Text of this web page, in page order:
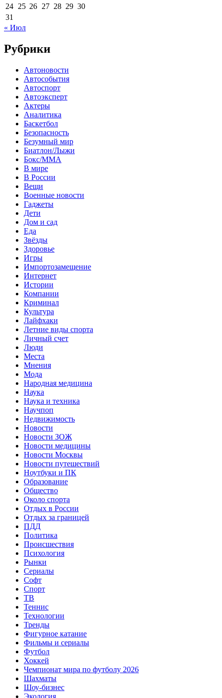
24 25 26 27 28 29 30
31
« Июл
Рубрики
Автоновости
Автособытия
Автоспорт
Автоэксперт
Актеры
Аналитика
Баскетбол
Безопасность
Безумный мир
Биатлон/Лыжи
Бокс/MMA
В мире
В России
Вещи
Военные новости
Гаджеты
Дети
Дом и сад
Еда
Звёзды
Здоровье
Игры
Импортозамещение
Интернет
Истории
Компании
Криминал
Культура
Лайфхаки
Летние виды спорта
Личный счет
Люди
Места
Мнения
Мода
Народная медицина
Наука
Наука и техника
Научпоп
Недвижимость
Новости
Новости ЗОЖ
Новости медицины
Новости Москвы
Новости путешествий
Ноутбуки и ПК
Образование
Общество
Около спорта
Отдых в России
Отдых за границей
ПДД
Политика
Происшествия
Психология
Рынки
Сериалы
Софт
Спорт
ТВ
Теннис
Технологии
Тренды
Фигурное катание
Фильмы и сериалы
Футбол
Хоккей
Чемпионат мира по футболу 2026
Шахматы
Шоу-бизнес
Экология